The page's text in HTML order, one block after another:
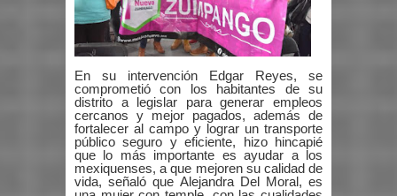
En su intervención Edgar Reyes, se
comprometió con los habitantes de su
distrito a legislar para generar empleos
cercanos y mejor pagados, además de
fortalecer al campo y lograr un transporte
público seguro y eficiente, hizo hincapié
que lo más importante es ayudar a los
mexiquenses, a que mejoren su calidad de
vida, señaló que Alejandra Del Moral, es